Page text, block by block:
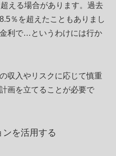
える場合があります。過去
％を超えたこともありまし
利で…というわけには行か
収入やリスクに応じて慎重
画を立てることが必要で
を活用する